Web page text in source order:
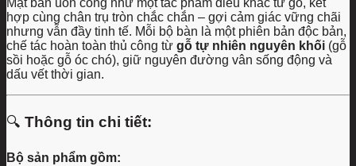
Mặt bàn uốn cong như một tác phẩm điêu khắc từ gỗ, kết
hợp cùng chân trụ tròn chắc chắn – gợi cảm giác vững chãi
nhưng vẫn đầy tinh tế. Mỗi bộ bàn là một phiên bản độc bản,
chế tác hoàn toàn thủ công từ gỗ tự nhiên nguyên khối (gỗ
sồi hoặc gỗ óc chó), giữ nguyên đường vân sống động và
dấu vết thời gian.
🔍 Thông tin chi tiết:
Bộ sản phẩm gồm: